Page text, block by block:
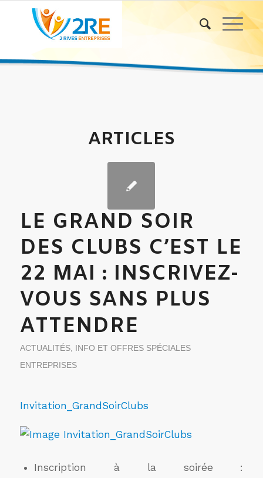
ARTICLES
LE GRAND SOIR
DES CLUBS C’EST LE
22 MAI : INSCRIVEZ-
VOUS SANS PLUS
ATTENDRE
ACTUALITÉS,
INFO ET OFFRES SPÉCIALES
ENTREPRISES
Invitation_GrandSoirClubs
Inscription à la soirée :